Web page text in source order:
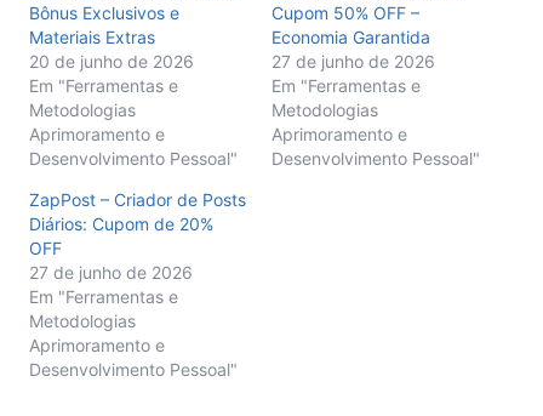
Bônus Exclusivos e
Materiais Extras
20 de junho de 2026
Em "Ferramentas e
Metodologias
Aprimoramento e
Desenvolvimento Pessoal"
Cupom 50% OFF –
Economia Garantida
27 de junho de 2026
Em "Ferramentas e
Metodologias
Aprimoramento e
Desenvolvimento Pessoal"
ZapPost – Criador de Posts
Diários: Cupom de 20%
OFF
27 de junho de 2026
Em "Ferramentas e
Metodologias
Aprimoramento e
Desenvolvimento Pessoal"